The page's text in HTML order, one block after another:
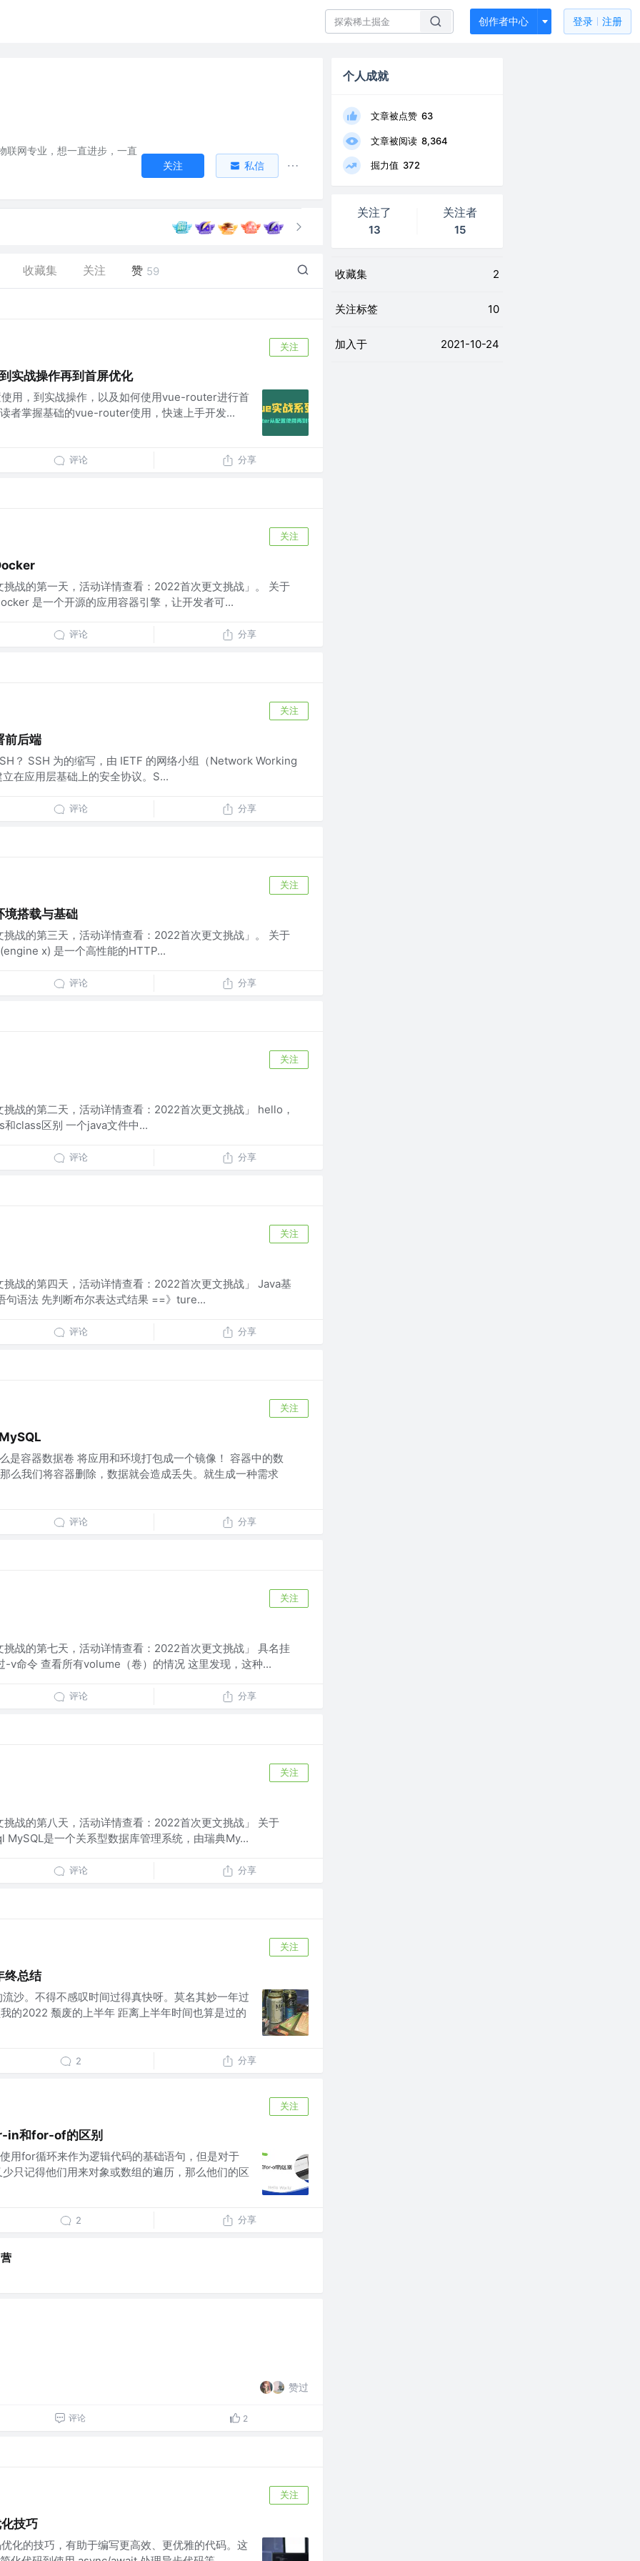
创作者中心 登录 注册
联网专业，想一直进步，一直
关注
私信
收藏集 关注 赞 59
关注
实战操作再到首屏优化
用，到实战操作，以及如何使用vue-router进行首
者掌握基础的vue-router使用，快速上手开发...
评论 分享
关注
战的第一天，活动详情查看：2022首次更文挑战」。 关于
是一个开源的应用容器引擎，让开发者可...
评论 分享
关注
前后端
？ SSH 为的缩写，由 IETF 的网络小组（Network Working
在应用层基础上的安全协议。S...
评论 分享
关注
搭载与基础
战的第三天，活动详情查看：2022首次更文挑战」。 关于
x) 是一个高性能的HTTP...
评论 分享
关注
战的第二天，活动详情查看：2022首次更文挑战」 hello，
class区别 一个java文件中...
评论 分享
关注
战的第四天，活动详情查看：2022首次更文挑战」 Java基
语法 先判断布尔表达式结果 ==》ture...
评论 分享
关注
是容器数据卷 将应用和环境打包成一个镜像！ 容器中的数
么我们将容器删除，数据就会造成丢失。就生成一种需求
评论 分享
关注
战的第七天，活动详情查看：2022首次更文挑战」 具名挂
-v命令 查看所有volume（卷）的情况 这里发现，这种...
评论 分享
关注
战的第八天，活动详情查看：2022首次更文挑战」 关于
MySQL是一个关系型数据库管理系统，由瑞典My...
评论 分享
关注
终总结
沙。不得不感叹时间过得真快呀。莫名其妙一年过
的2022 颓废的上半年 距离上半年时间也算是过的
2 分享
关注
in和for-of的区别
用for循环来作为逻辑代码的基础语句，但是对于
只记得他们用来对象或数组的遍历，那么他们的区
2 分享
赞过
评论 2
关注
技巧
化的技巧，有助于编写更高效、更优雅的代码。这
个人成就
文章被点赞 63
文章被阅读 8,364
掘力值 372
关注了
13
关注者
15
收藏集 2
关注标签 10
加入于 2021-10-24